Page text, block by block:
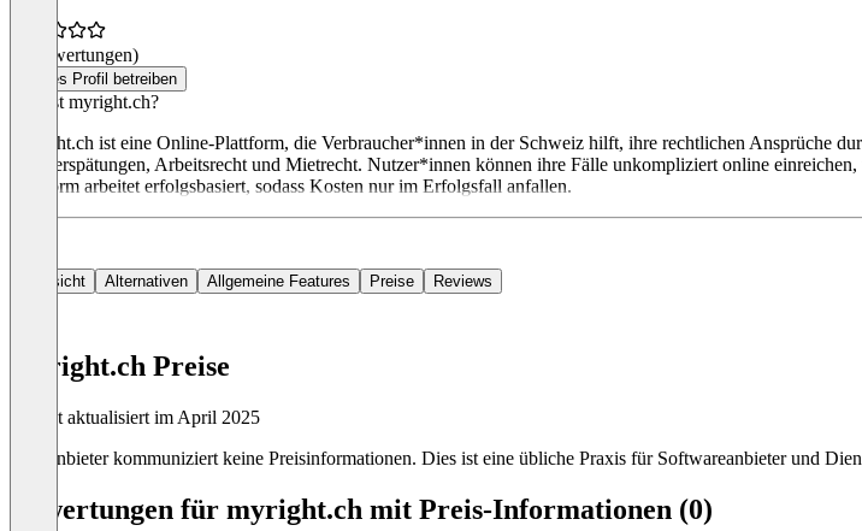
(0 Bewertungen)
Dieses Profil betreiben
Was ist myright.ch?
Myright.ch ist eine Online-Plattform, die Verbraucher*innen in der Schweiz hilft, ihre rechtlichen Ansprüche
Flugverspätungen, Arbeitsrecht und Mietrecht. Nutzer*innen können ihre Fälle unkompliziert online
Plattform arbeitet erfolgsbasiert, sodass Kosten nur im Erfolgsfall anfallen.
Übersicht Alternativen Allgemeine Features Preise Reviews
myright.ch Preise
Zuletzt aktualisiert im April 2025
Der Anbieter kommuniziert keine Preisinformationen. Dies ist eine übliche Praxis für Softwareanbieter und
Bewertungen für myright.ch mit Preis-Informationen (0)